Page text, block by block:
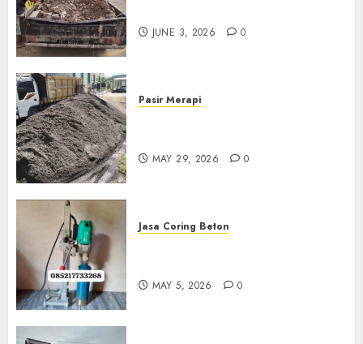
JUNE 3, 2026 0
Pasir Merapi
MAY 29, 2026 0
Jasa Coring Beton
MAY 5, 2026 0